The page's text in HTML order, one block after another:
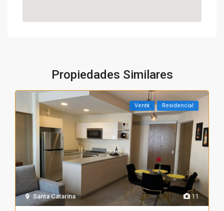
Propiedades Similares
11
Santa Catarina
Venta Residencial